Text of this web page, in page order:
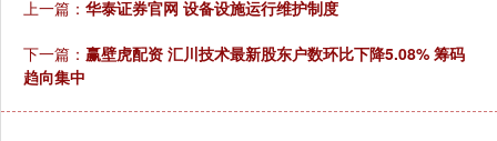
上一篇： 华泰证券官网 设备设施运行维护制度
下一篇： 赢壁虎配资 汇川技术最新股东户数环比下降5.08% 筹码
趋向集中